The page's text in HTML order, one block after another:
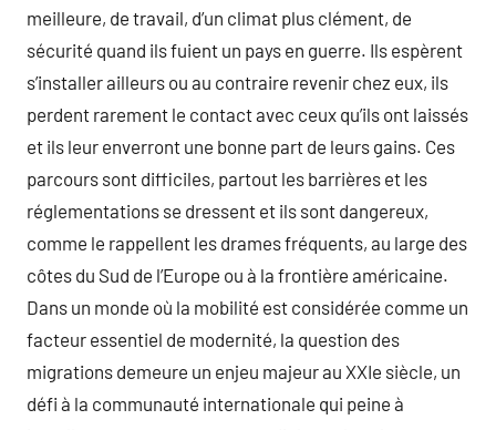
meilleure, de travail, d’un climat plus clément, de
sécurité quand ils fuient un pays en guerre. Ils espèrent
s’installer ailleurs ou au contraire revenir chez eux, ils
perdent rarement le contact avec ceux qu’ils ont laissés
et ils leur enverront une bonne part de leurs gains. Ces
parcours sont difficiles, partout les barrières et les
réglementations se dressent et ils sont dangereux,
comme le rappellent les drames fréquents, au large des
côtes du Sud de l’Europe ou à la frontière américaine.
Dans un monde où la mobilité est considérée comme un
facteur essentiel de modernité, la question des
migrations demeure un enjeu majeur au XXIe siècle, un
défi à la communauté internationale qui peine à